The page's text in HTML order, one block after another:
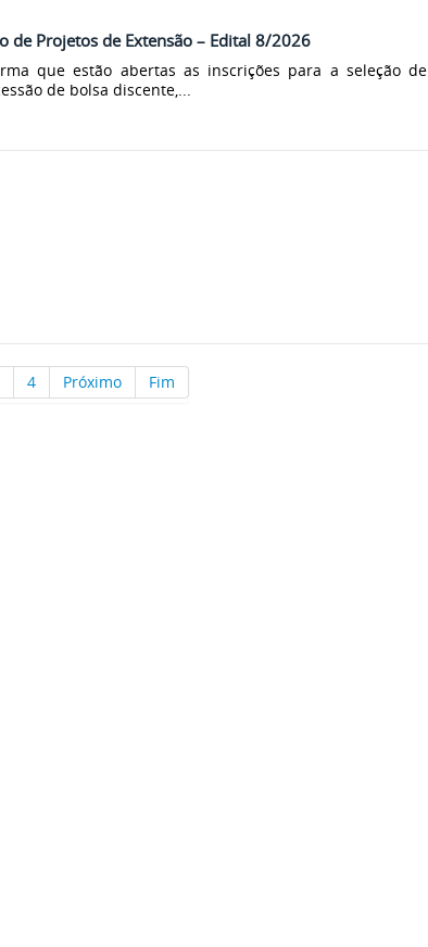
de Projetos de Extensão – Edital 8/2026
que estão abertas as inscrições para a seleção de
de bolsa discente,...
4 Próximo Fim